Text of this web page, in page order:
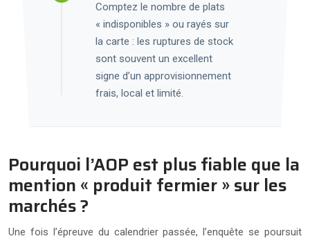
Comptez le nombre de plats
« indisponibles » ou rayés sur
la carte : les ruptures de stock
sont souvent un excellent
signe d’un approvisionnement
frais, local et limité.
Pourquoi l’AOP est plus fiable que la
mention « produit fermier » sur les
marchés ?
Une fois l’épreuve du calendrier passée, l’enquête se poursuit